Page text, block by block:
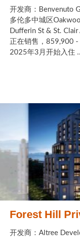
开发商：Benvenuto
多伦多中城区
Dufferin St & St. Clair
正在销售，859,900
2025年3月开始入住
Forest Hill
开发商：Altree